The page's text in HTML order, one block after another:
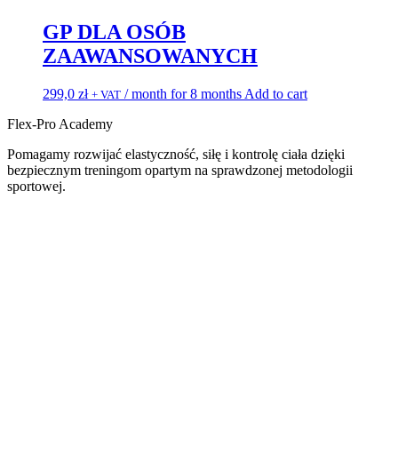
GP DLA OSÓB
ZAAWANSOWANYCH
299,0 zł + VAT / month for 8 months Add to cart
Flex-Pro Academy
Pomagamy rozwijać elastyczność, siłę i kontrolę ciała dzięki
bezpiecznym treningom opartym na sprawdzonej metodologii
sportowej.